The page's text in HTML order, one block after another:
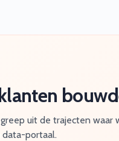
uit de trajecten waar
data-portaal.